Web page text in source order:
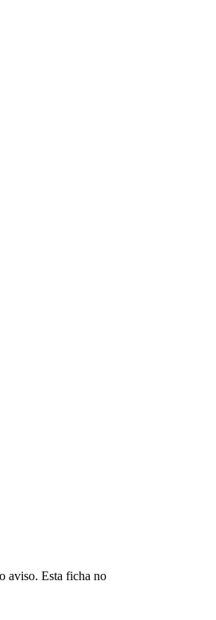
aviso. Esta ficha no